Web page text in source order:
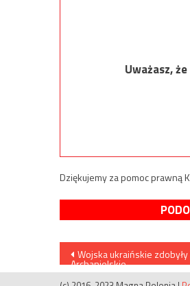
Uważasz,
Dziękujemy za pomoc prawną
Nawigacja
Wojska ukraińskie
Archanielskie